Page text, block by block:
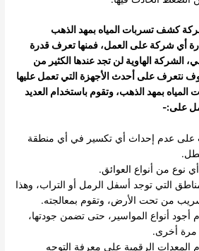
كشف تسربات المياه بمهد الذهب
أي شركة على العمل، فمنها تعرف قدرة
الشركة الهاوية لن تجد عندها الكثير من
نتعرف على أحدث الأجهزة التي تعمل عليها
بمهد الذهب، وتقوم باستخدام العديد
على:-
على عدم إحداث أي تكسير في أي منطقة
نوع من أنواع العوائق.
التي توجد أسفل الرمل أو التراب، وهذا
من تحت الأرض، وتقوم بمعالجته.
أنواع المواسير، حتى تضمن جودتها،
مرة أخرى.
المعدات الرقمية على معرفة التوجه